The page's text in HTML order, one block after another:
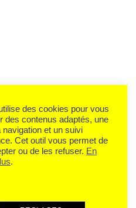
des cookies pour vous
des contenus adaptés, une
navigation et un suivi
Cet outil vous permet de
ou de les refuser. En
.